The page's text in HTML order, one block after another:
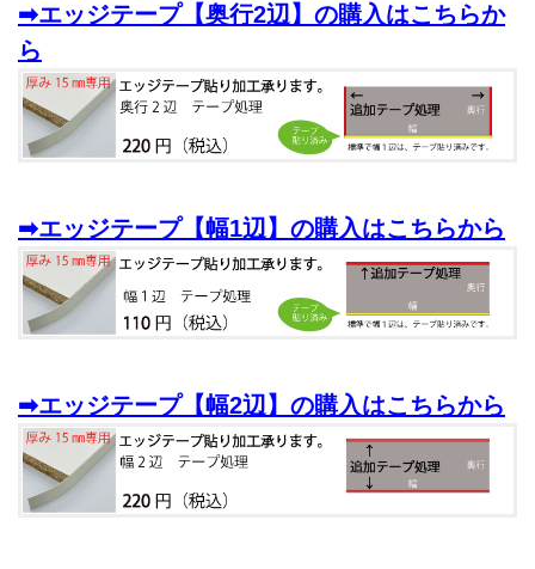
➡エッジテープ【奥行2辺】の購入はこちらか
ら
➡エッジテープ【幅1辺】の購入はこちらから
➡エッジテープ【幅2辺】の購入はこちらから